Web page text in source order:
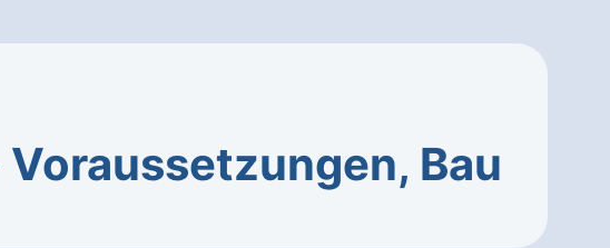
Voraussetzungen, Bau